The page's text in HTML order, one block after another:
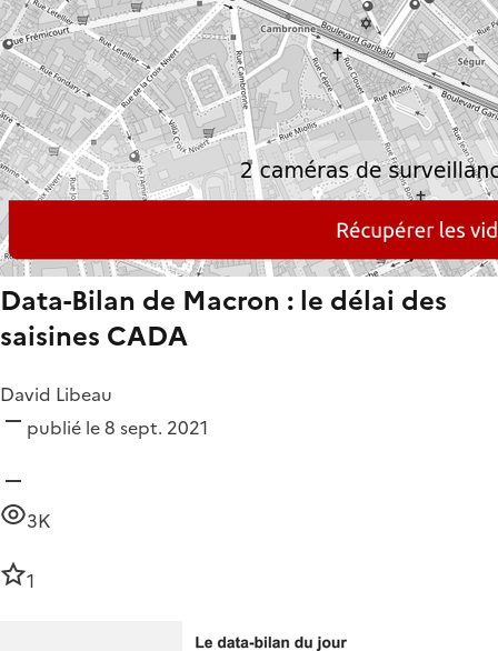
Data-Bilan de Macron : le délai des
saisines CADA
David Libeau
publié le 8 sept. 2021
3K
1